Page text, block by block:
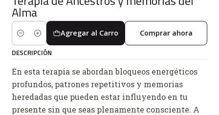
Alma
Cantidad
Agregar al Carro Comprar ahora
DESCRIPCIÓN
En esta terapia se abordan bloqueos energéticos
profundos, patrones repetitivos y memorias
heredadas que pueden estar influyendo en tu
presente sin que seas plenamente consciente. A